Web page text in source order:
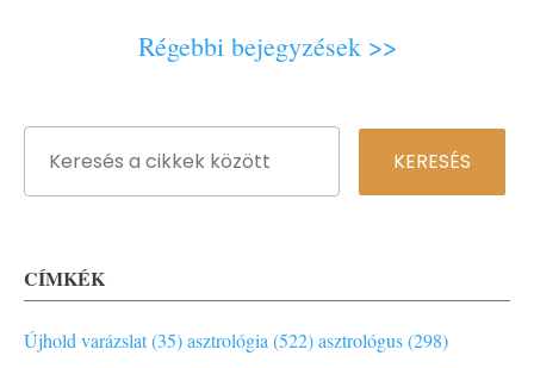
Régebbi bejegyzések >>
CÍMKÉK
Újhold varázslat (35)asztrológia (522)asztrológus (298)